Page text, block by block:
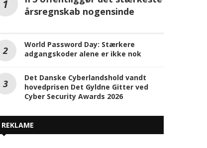
Det Danske Cyberlandshold vandt
hovedprisen Det Gyldne Gitter ved
REKLAME